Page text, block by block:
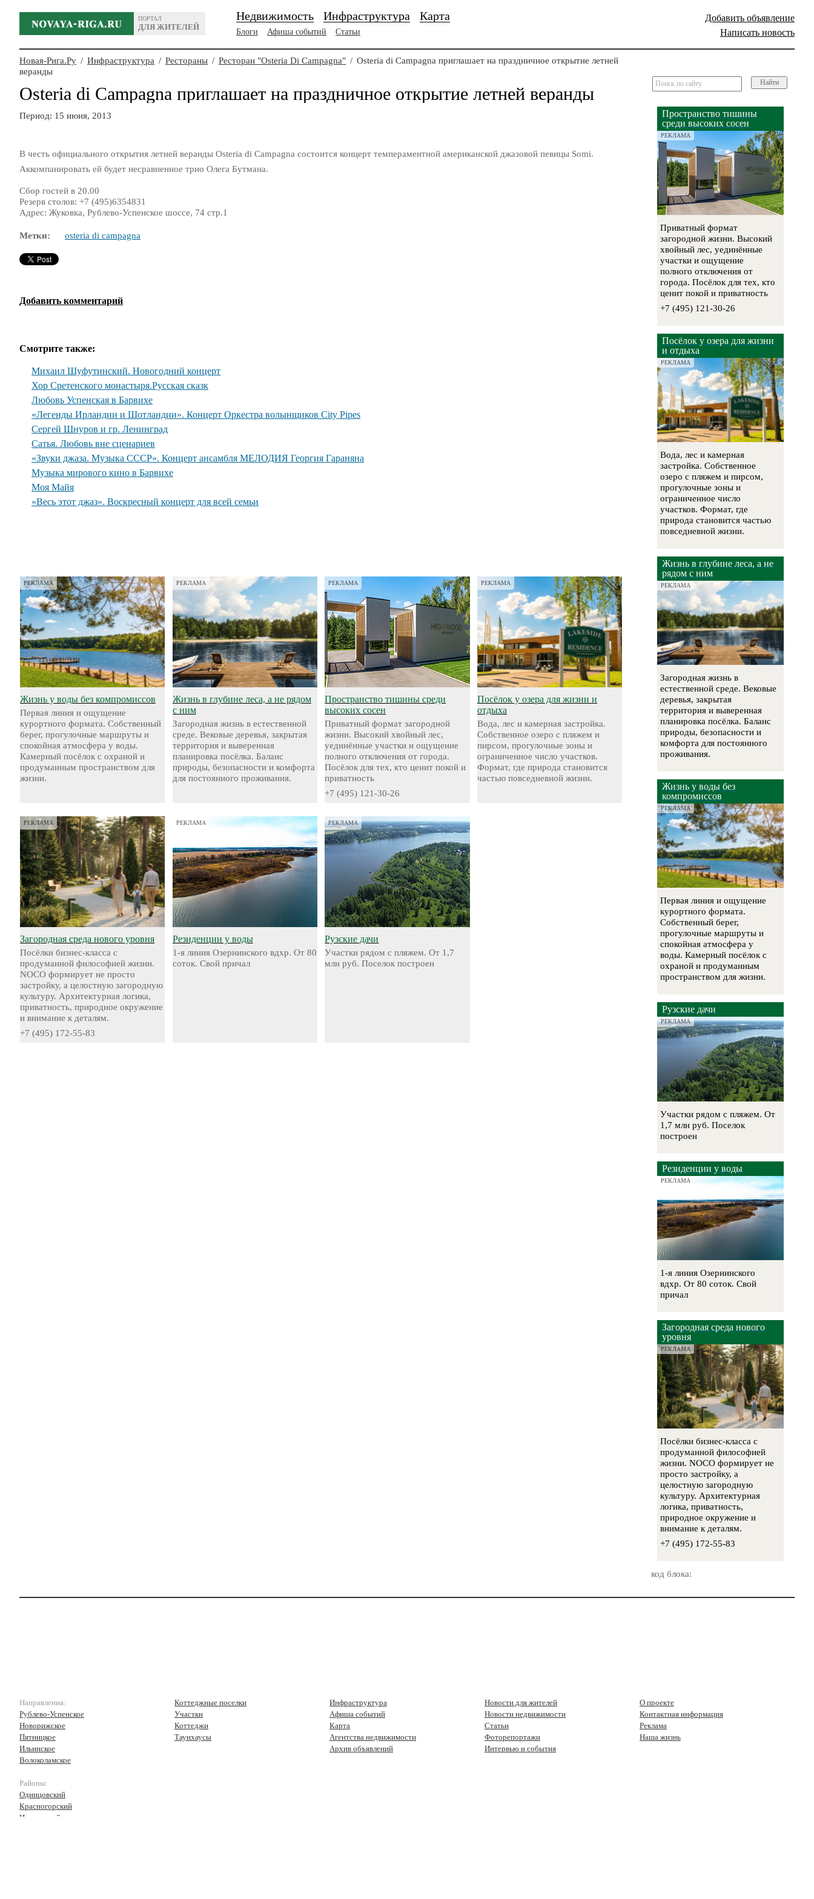
ПОРТАЛ
ДЛЯ ЖИТЕЛЕЙ
Добавить объявление
Написать новость
Недвижимость Инфраструктура Карта
Блоги Афиша событий Статьи
Новая-Рига.Ру / Инфраструктура / Рестораны / Ресторан "Osteria Di Campagna" / Osteria di Campagna приглашает на праздничное открытие летней
веранды
Osteria di Campagna приглашает на праздничное открытие летней веранды
Период: 15 июня, 2013
В честь официального открытия летней веранды Osteria di Campagna состоится концерт темпераментной американской джазовой певицы Somi.
Аккомпанировать ей будет несравненное трио Олега Бутмана.
Сбор гостей в 20.00
Резерв столов: +7 (495)6354831
Адрес: Жуковка, Рублево-Успенское шоссе, 74 стр.1
Метки: osteria di campagna
Добавить комментарий
Смотрите также:
Михаил Шуфутинский. Новогодний концерт
Хор Сретенского монастыря.Русская сказк
Любовь Успенская в Барвихе
«Легенды Ирландии и Шотландии». Концерт Оркестра волынщиков City Pipes
Сергей Шнуров и гр. Ленинград
Сатья. Любовь вне сценариев
«Звуки джаза. Музыка СССР». Концерт ансамбля МЕЛОДИЯ Георгия Гараняна
Музыка мирового кино в Барвихе
Моя Майя
«Весь этот джаз». Воскресный концерт для всей семьи
РЕКЛАМА
Жизнь у воды без компромиссов
Первая линия и ощущение
курортного формата. Собственный
берег, прогулочные маршруты и
спокойная атмосфера у воды.
Камерный посёлок с охраной и
продуманным пространством для
жизни.
РЕКЛАМА
Жизнь в глубине леса, а не рядом
с ним
Загородная жизнь в естественной
среде. Вековые деревья, закрытая
территория и выверенная
планировка посёлка. Баланс
природы, безопасности и комфорта
для постоянного проживания.
РЕКЛАМА
Пространство тишины среди
высоких сосен
Приватный формат загородной
жизни. Высокий хвойный лес,
уединённые участки и ощущение
полного отключения от города.
Посёлок для тех, кто ценит покой и
приватность
+7 (495) 121-30-26
РЕКЛАМА
Посёлок у озера для жизни и
отдыха
Вода, лес и камерная застройка.
Собственное озеро с пляжем и
пирсом, прогулочные зоны и
ограниченное число участков.
Формат, где природа становится
частью повседневной жизни.
РЕКЛАМА
Загородная среда нового уровня
Посёлки бизнес-класса с
продуманной философией жизни.
NOCO формирует не просто
застройку, а целостную загородную
культуру. Архитектурная логика,
приватность, природное окружение
и внимание к деталям.
+7 (495) 172-55-83
РЕКЛАМА
Резиденции у воды
1-я линия Озернинского вдхр. От 80
соток. Свой причал
РЕКЛАМА
Рузские дачи
Участки рядом с пляжем. От 1,7
млн руб. Поселок построен
Найти
Пространство тишины
среди высоких сосен
РЕКЛАМА
Приватный формат
загородной жизни. Высокий
хвойный лес, уединённые
участки и ощущение
полного отключения от
города. Посёлок для тех, кто
ценит покой и приватность
+7 (495) 121-30-26
Посёлок у озера для жизни
и отдыха
РЕКЛАМА
Вода, лес и камерная
застройка. Собственное
озеро с пляжем и пирсом,
прогулочные зоны и
ограниченное число
участков. Формат, где
природа становится частью
повседневной жизни.
Жизнь в глубине леса, а не
рядом с ним
РЕКЛАМА
Загородная жизнь в
естественной среде. Вековые
деревья, закрытая
территория и выверенная
планировка посёлка. Баланс
природы, безопасности и
комфорта для постоянного
проживания.
Жизнь у воды без
компромиссов
РЕКЛАМА
Первая линия и ощущение
курортного формата.
Собственный берег,
прогулочные маршруты и
спокойная атмосфера у
воды. Камерный посёлок с
охраной и продуманным
пространством для жизни.
Рузские дачи
РЕКЛАМА
Участки рядом с пляжем. От
1,7 млн руб. Поселок
построен
Резиденции у воды
РЕКЛАМА
1-я линия Озернинского
вдхр. От 80 соток. Свой
причал
Загородная среда нового
уровня
РЕКЛАМА
Посёлки бизнес-класса с
продуманной философией
жизни. NOCO формирует не
просто застройку, а
целостную загородную
культуру. Архитектурная
логика, приватность,
природное окружение и
внимание к деталям.
+7 (495) 172-55-83
код блока:
Направления:
Рублево-Успенское
Новорижское
Пятницкое
Ильинское
Волоколамское
Районы:
Одинцовский
Красногорский
Истринский
Коттеджные поселки
Участки
Коттеджи
Таунхаусы
Инфраструктура
Афиша событий
Карта
Агентства недвижимости
Архив объявлений
Новости для жителей
Новости недвижимости
Статьи
Фоторепортажи
Интервью и события
О проекте
Контактная информация
Реклама
Наша жизнь